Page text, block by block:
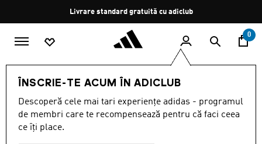
Oprește
rotația
Retur gratuit
0
ÎNSCRIE-TE ACUM ÎN ADICLUB
Descoperă cele mai tari experiențe adidas - programul
de membri care te recompensează pentru că faci ceea
ce îți place.
Femei ÎMBRĂCĂMINTE
ÎMBRĂCĂMINTE (3390)